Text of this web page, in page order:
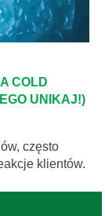
COLD
UNIKAJ!)
często
klientów.